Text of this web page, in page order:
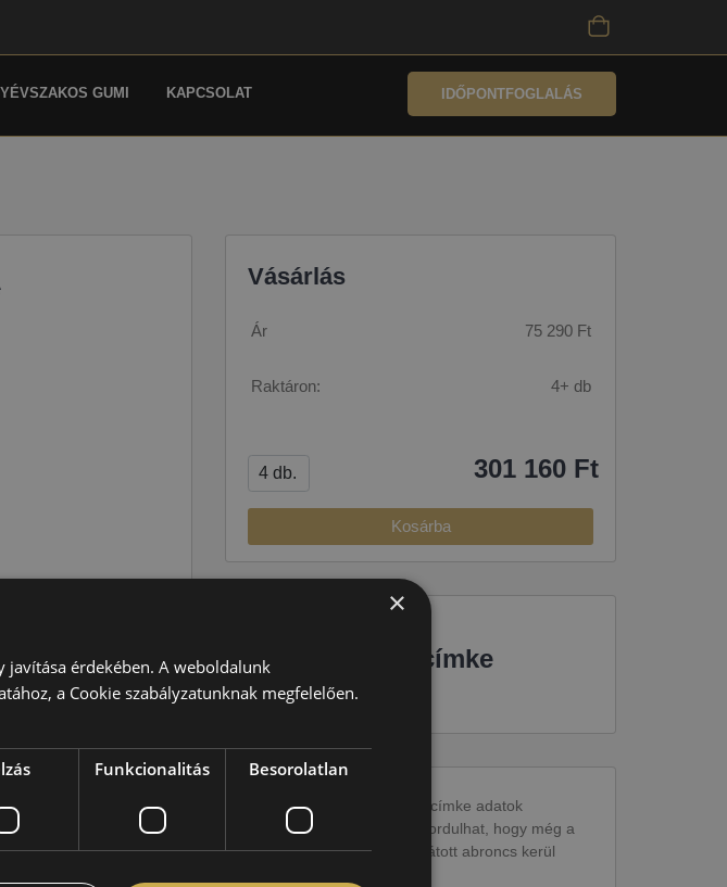
GUMI KAPCSOLAT IDŐPONTFOGLALÁS
Vásárlás
Ár 75 290 Ft
Raktáron: 4+ db
301 160 Ft
Kosárba
EU-s abroncscímke
Figyelem a feltüntetett címke adatok
tájékoztató jellegűek. Előfordulhat, hogy még a
korábbi EU-s címkével ellátott abroncs kerül
×
javítása érdekében. A weboldalunk
a Cookie szabályzatunknak megfelelően.
Funkcionalitás Besorolatlan